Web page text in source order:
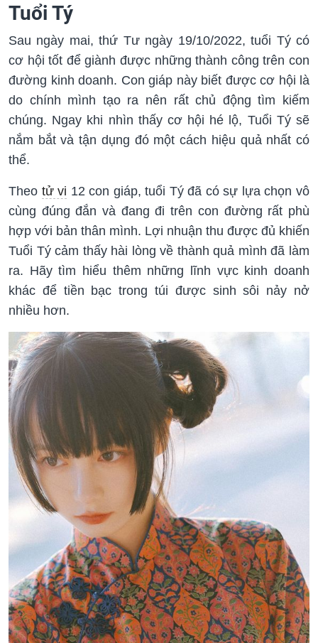
Tuổi Tý
Sau ngày mai, thứ Tư ngày 19/10/2022, tuổi Tý có
cơ hội tốt để giành được những thành công trên con
đường kinh doanh. Con giáp này biết được cơ hội là
do chính mình tạo ra nên rất chủ động tìm kiếm
chúng. Ngay khi nhìn thấy cơ hội hé lộ, Tuổi Tý sẽ
nắm bắt và tận dụng đó một cách hiệu quả nhất có
thể.
Theo tử vi 12 con giáp, tuổi Tý đã có sự lựa chọn vô
cùng đúng đắn và đang đi trên con đường rất phù
hợp với bản thân mình. Lợi nhuận thu được đủ khiến
Tuổi Tý cảm thấy hài lòng về thành quả mình đã làm
ra. Hãy tìm hiểu thêm những lĩnh vực kinh doanh
khác để tiền bạc trong túi được sinh sôi nảy nở
nhiều hơn.